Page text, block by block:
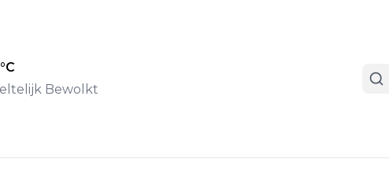
°C
Bewolkt